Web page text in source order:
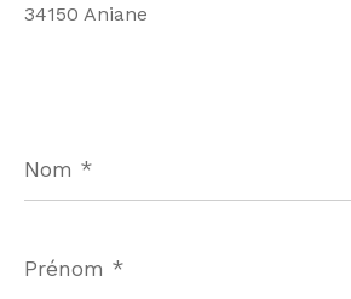
34150 Aniane
*
*